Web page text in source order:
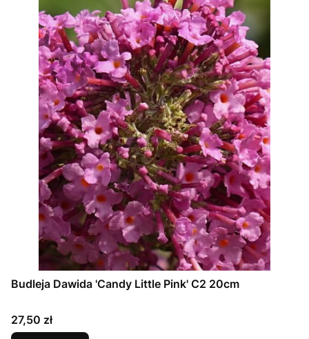
Budleja Dawida 'Candy Little Pink' C2 20cm
Cena
27,50 zł